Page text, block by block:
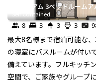
プレミアム 3ベッドルー
Self Contained
8 3 3 3
最大8名様まで宿泊可能な
の寝室にバスルームが付い
備えています。フルキッチ
空間で、ご家族やグループ